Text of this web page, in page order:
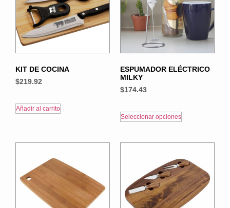
KIT DE COCINA
$219.92
Añadir al carrito
ESPUMADOR ELÉCTRICO
MILKY
$174.43
Seleccionar opciones